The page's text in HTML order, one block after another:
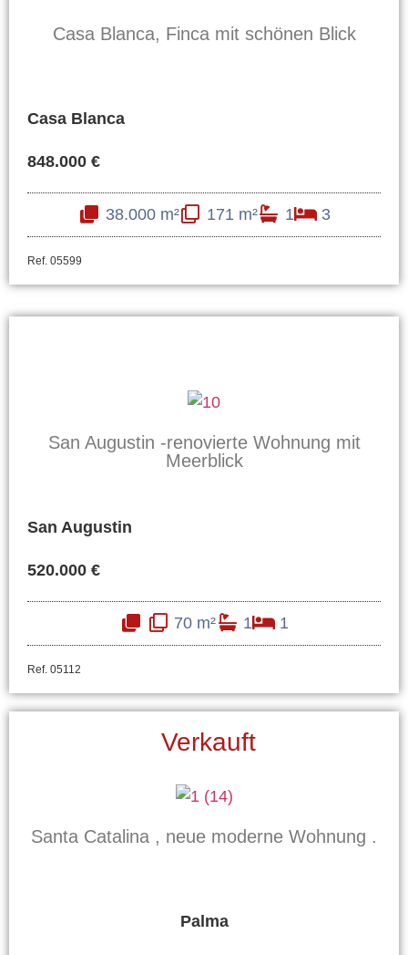
Casa Blanca, Finca mit schönen Blick
Casa Blanca
848.000 €
38.000 m² 171 m² 1 3
Ref. 05599
San Augustin -renovierte Wohnung mit
Meerblick
San Augustin
520.000 €
70 m² 1 1
Ref. 05112
Verkauft
Santa Catalina , neue moderne Wohnung .
Palma